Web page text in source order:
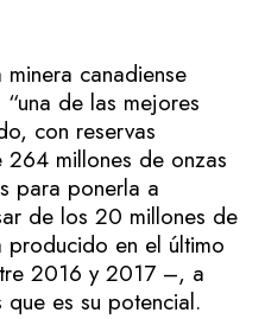
canadiense
de las mejores
con reservas
millones de onzas
para ponerla a
de los 20 millones de
en el último
2016 y 2017 –, a
es su potencial.